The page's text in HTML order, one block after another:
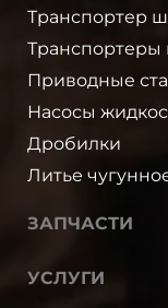
Транспортер
Приводные
Насосы
Дробилки
Литье
ЗАПЧАСТИ
УСЛУГИ